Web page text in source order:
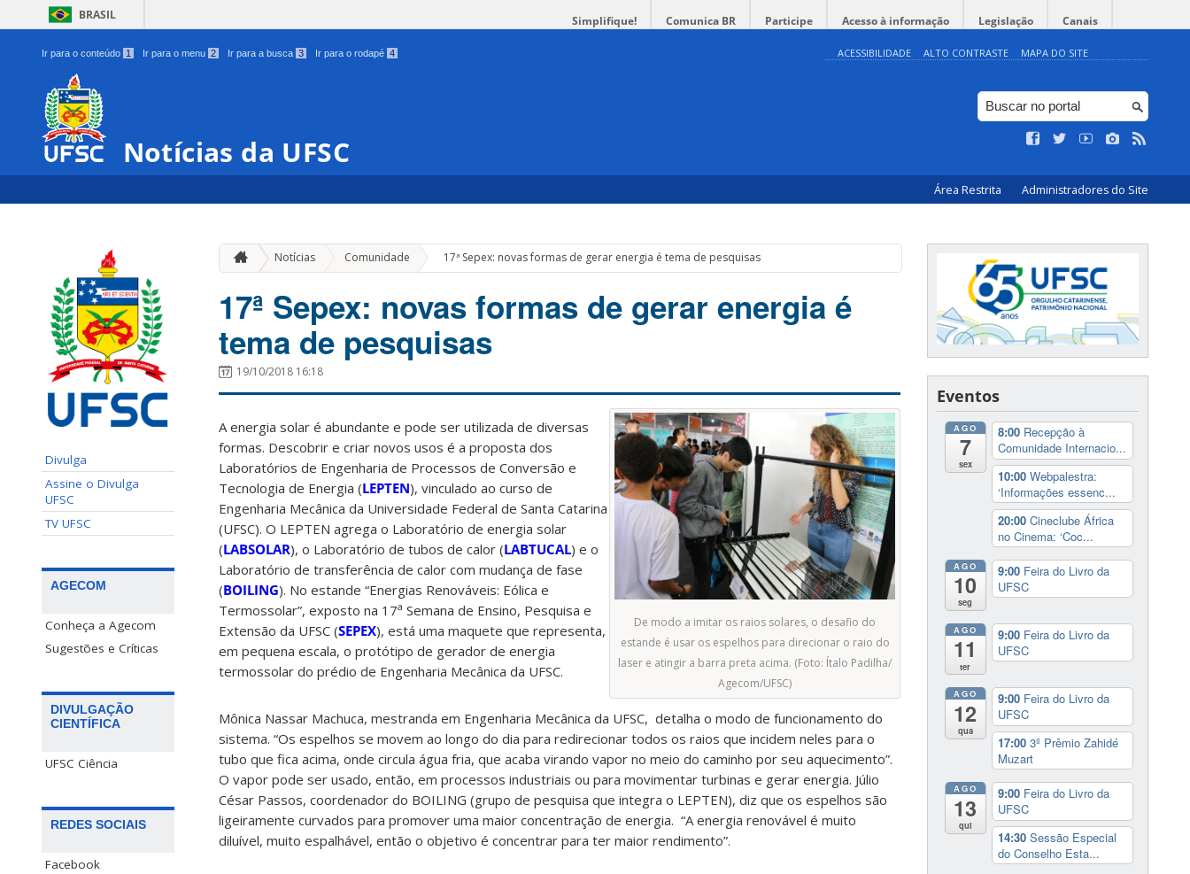
BRASIL Simplifique! Comunica BR Participe Acesso à informação Legislação Canais
Ir para o conteúdo 1 Ir para o menu 2 Ir para a busca 3 Ir para o rodapé 4 ACESSIBILIDADE ALTO CONTRASTE MAPA DO SITE
Notícias da UFSC
Área Restrita Administradores do Site
Divulga
Assine o Divulga
UFSC
TV UFSC
AGECOM
Conheça a Agecom
Sugestões e Críticas
DIVULGAÇÃO
CIENTÍFICA
UFSC Ciência
REDES SOCIAIS
Facebook
Notícias Comunidade » 17ª Sepex: novas formas de gerar energia é tema de pesquisas
17ª Sepex: novas formas de gerar energia é
tema de pesquisas
19/10/2018 16:18
De modo a imitar os raios solares, o desafio do
estande é usar os espelhos para direcionar o raio do
laser e atingir a barra preta acima. (Foto: Ítalo Padilha/
Agecom/UFSC)
A energia solar é abundante e pode ser utilizada de diversas
formas. Descobrir e criar novos usos é a proposta dos
Laboratórios de Engenharia de Processos de Conversão e
Tecnologia de Energia (LEPTEN), vinculado ao curso de
Engenharia Mecânica da Universidade Federal de Santa Catarina
(UFSC). O LEPTEN agrega o Laboratório de energia solar
(LABSOLAR), o Laboratório de tubos de calor (LABTUCAL) e o
Laboratório de transferência de calor com mudança de fase
(BOILING). No estande “Energias Renováveis: Eólica e
Termossolar”, exposto na 17a Semana de Ensino, Pesquisa e
Extensão da UFSC (SEPEX), está uma maquete que representa,
em pequena escala, o protótipo de gerador de energia
termossolar do prédio de Engenharia Mecânica da UFSC.
Mônica Nassar Machuca, mestranda em Engenharia Mecânica da UFSC, detalha o modo de funcionamento do
sistema. “Os espelhos se movem ao longo do dia para redirecionar todos os raios que incidem neles para o
tubo que fica acima, onde circula água fria, que acaba virando vapor no meio do caminho por seu aquecimento”.
O vapor pode ser usado, então, em processos industriais ou para movimentar turbinas e gerar energia. Júlio
César Passos, coordenador do BOILING (grupo de pesquisa que integra o LEPTEN), diz que os espelhos são
ligeiramente curvados para promover uma maior concentração de energia. “A energia renovável é muito
diluível, muito espalhável, então o objetivo é concentrar para ter maior rendimento”.
Eventos
AGO
7
sex
8:00 Recepção à
Comunidade Internacio...
10:00 Webpalestra:
‘Informações essenc...
20:00 Cineclube África
no Cinema: ‘Coc...
AGO
10
seg
9:00 Feira do Livro da
UFSC
AGO
11
ter
9:00 Feira do Livro da
UFSC
AGO
12
qua
9:00 Feira do Livro da
UFSC
17:00 3º Prêmio Zahidé
Muzart
AGO
13
qui
9:00 Feira do Livro da
UFSC
14:30 Sessão Especial
do Conselho Esta...